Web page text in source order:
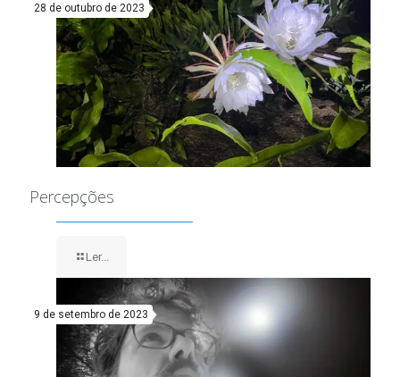
28 de outubro de 2023
Percepções
Ler...
9 de setembro de 2023